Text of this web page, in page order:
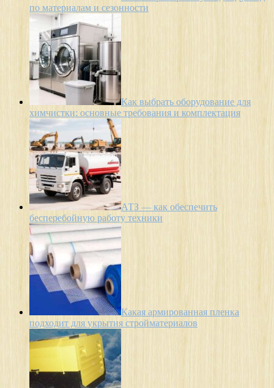
по материалам и сезонности
Как выбрать оборудование для
химчистки: основные требования и комплектация
АТЗ — как обеспечить
бесперебойную работу техники
Какая армированная пленка
подходит для укрытия стройматериалов